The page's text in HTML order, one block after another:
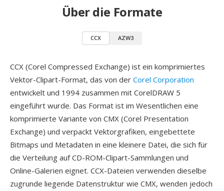
Über die Formate
CCX AZW3
CCX (Corel Compressed Exchange) ist ein komprimiertes
Vektor-Clipart-Format, das von der Corel Corporation
entwickelt und 1994 zusammen mit CorelDRAW 5
eingeführt wurde. Das Format ist im Wesentlichen eine
komprimierte Variante von CMX (Corel Presentation
Exchange) und verpackt Vektorgrafiken, eingebettete
Bitmaps und Metadaten in eine kleinere Datei, die sich für
die Verteilung auf CD-ROM-Clipart-Sammlungen und
Online-Galerien eignet. CCX-Dateien verwenden dieselbe
zugrunde liegende Datenstruktur wie CMX, wenden jedoch